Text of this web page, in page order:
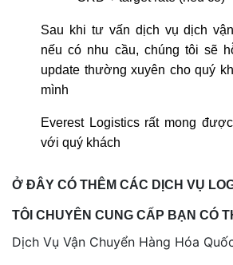
Sau khi tư vấn dịch vụ dịch
nếu có nhu cầu, chúng tôi sẽ
update thường xuyên cho quý
mình
Everest Logistics rất mong
với quý khách
Ở ĐÂY CÓ THÊM CÁC DỊCH VỤ
TÔI CHUYÊN CUNG CẤP BẠN CÓ
Dịch Vụ Vận Chuyển Hàng Hóa